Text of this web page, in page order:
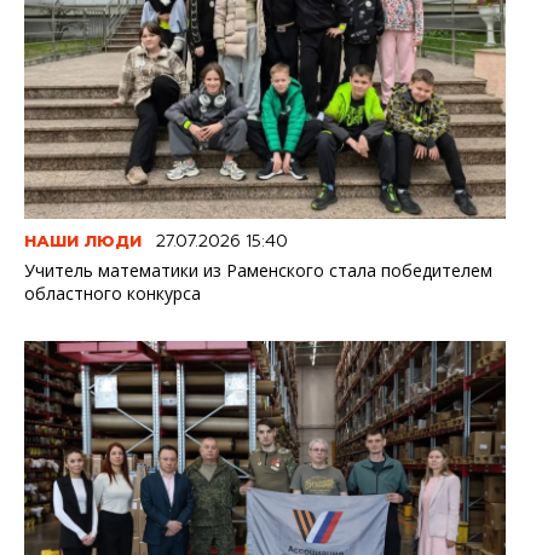
НАШИ ЛЮДИ 27.07.2026 15:40
Учитель математики из Раменского стала победителем
областного конкурса